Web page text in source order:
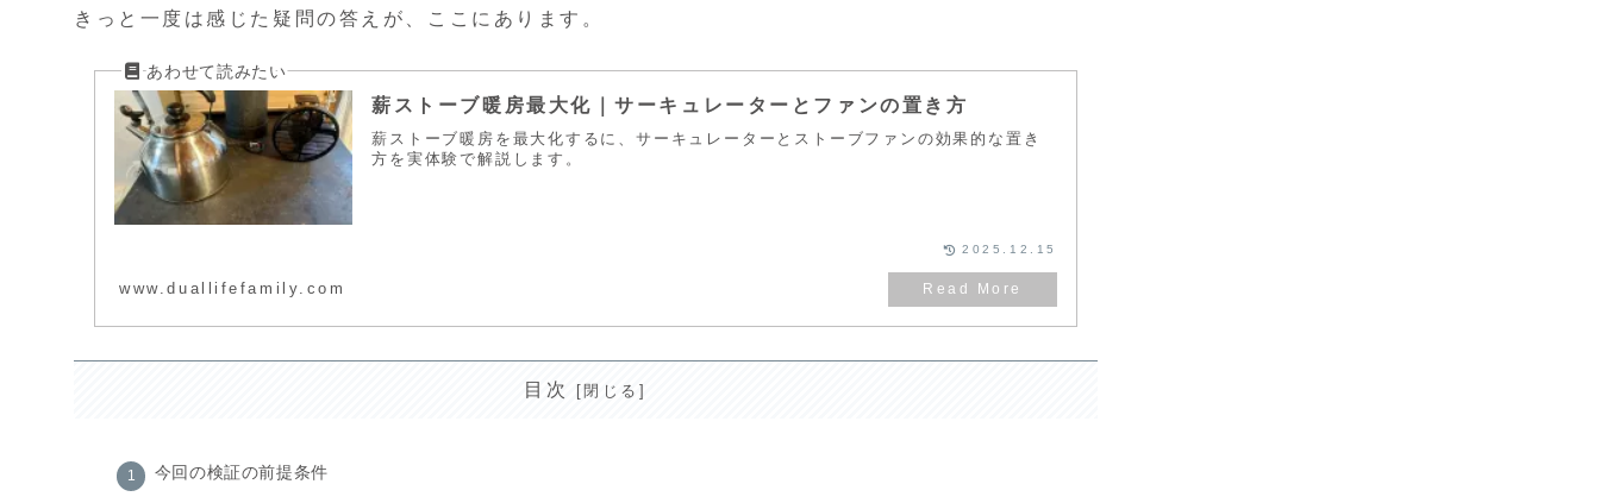
きっと一度は感じた疑問の答えが、ここにあります。
薪ストーブ暖房最大化｜サーキュレーターとファンの置き方
薪ストーブ暖房を最大化するに、サーキュレーターとストーブファンの効果的な置き
方を実体験で解説します。
www.duallifefamily.com
2025.12.15
目次
今回の検証の前提条件